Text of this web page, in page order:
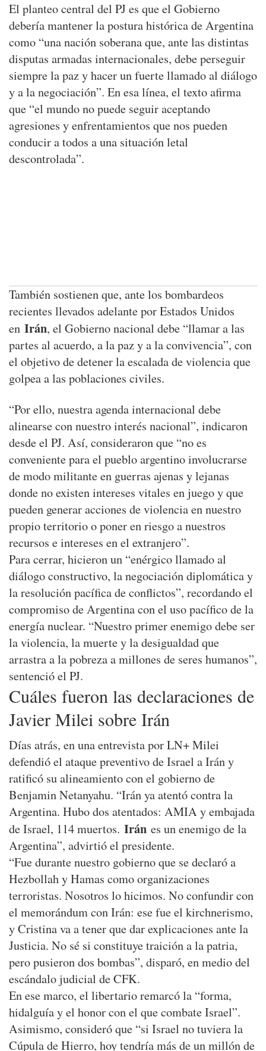
El planteo central del PJ es que el Gobierno
debería mantener la postura histórica de Argentina
como “una nación soberana que, ante las distintas
disputas armadas internacionales, debe perseguir
siempre la paz y hacer un fuerte llamado al diálogo
y a la negociación”. En esa línea, el texto afirma
que “el mundo no puede seguir aceptando
agresiones y enfrentamientos que nos pueden
conducir a todos a una situación letal
descontrolada”.
También sostienen que, ante los bombardeos
recientes llevados adelante por Estados Unidos
en Irán, el Gobierno nacional debe “llamar a las
partes al acuerdo, a la paz y a la convivencia”, con
el objetivo de detener la escalada de violencia que
golpea a las poblaciones civiles.
“Por ello, nuestra agenda internacional debe
alinearse con nuestro interés nacional”, indicaron
desde el PJ. Así, consideraron que “no es
conveniente para el pueblo argentino involucrarse
de modo militante en guerras ajenas y lejanas
donde no existen intereses vitales en juego y que
pueden generar acciones de violencia en nuestro
propio territorio o poner en riesgo a nuestros
recursos e intereses en el extranjero”.
Para cerrar, hicieron un “enérgico llamado al
diálogo constructivo, la negociación diplomática y
la resolución pacífica de conflictos”, recordando el
compromiso de Argentina con el uso pacífico de la
energía nuclear. “Nuestro primer enemigo debe ser
la violencia, la muerte y la desigualdad que
arrastra a la pobreza a millones de seres humanos”,
sentenció el PJ.
Cuáles fueron las declaraciones de
Javier Milei sobre Irán
Días atrás, en una entrevista por LN+ Milei
defendió el ataque preventivo de Israel a Irán y
ratificó su alineamiento con el gobierno de
Benjamin Netanyahu. “Irán ya atentó contra la
Argentina. Hubo dos atentados: AMIA y embajada
de Israel, 114 muertos. Irán es un enemigo de la
Argentina”, advirtió el presidente.
“Fue durante nuestro gobierno que se declaró a
Hezbollah y Hamas como organizaciones
terroristas. Nosotros lo hicimos. No confundir con
el memorándum con Irán: ese fue el kirchnerismo,
y Cristina va a tener que dar explicaciones ante la
Justicia. No sé si constituye traición a la patria,
pero pusieron dos bombas”, disparó, en medio del
escándalo judicial de CFK.
En ese marco, el libertario remarcó la “forma,
hidalguía y el honor con el que combate Israel”.
Asimismo, consideró que “si Israel no tuviera la
Cúpula de Hierro, hoy tendría más de un millón de